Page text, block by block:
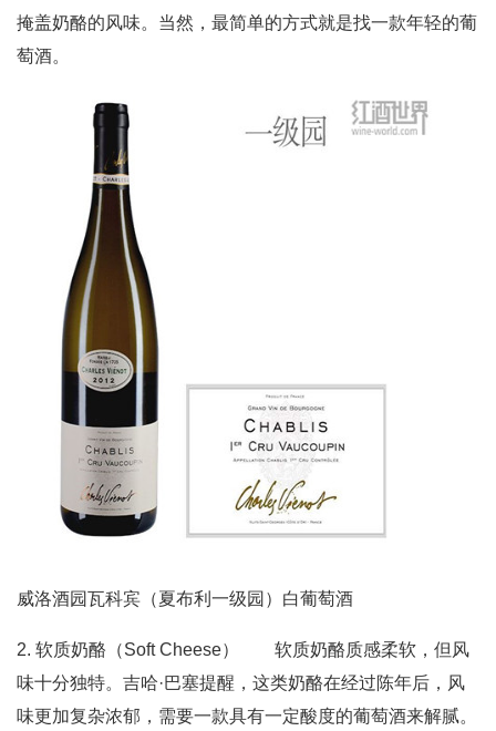
掩盖奶酪的风味。当然，最简单的方式就是找一款年轻的葡
萄酒。
威洛酒园瓦科宾（夏布利一级园）白葡萄酒
2. 软质奶酪（Soft Cheese） 软质奶酪质感柔软，但风
味十分独特。吉哈·巴塞提醒，这类奶酪在经过陈年后，风
味更加复杂浓郁，需要一款具有一定酸度的葡萄酒来解腻。